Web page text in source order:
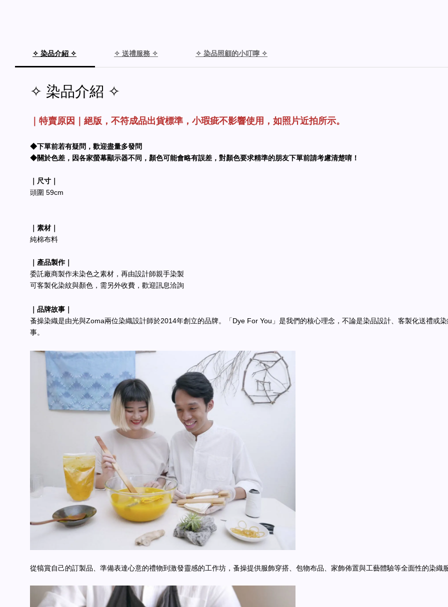
✧ 染品介紹 ✧ ✧ 送禮服務 ✧ ✧ 染品照顧的小叮嚀 ✧
✧ 染品介紹 ✧
｜特賣原因｜絕版，不符成品出貨標準，小瑕疵不影響使用，如照片近拍所示。
◆下單前若有疑問，歡迎盡量多發問
◆關於色差，因各家螢幕顯示器不同，顏色可能會略有誤差，對顏色要求精準的朋友下單前請考慮清楚唷！
｜尺寸｜
頭圍 59cm
｜素材｜
純棉布料
｜產品製作｜
委託廠商製作未染色之素材，再由設計師親手染製
可客製化染紋與顏色，需另外收費，歡迎訊息洽詢
｜品牌故事｜
蚤操染織是由光與Zoma兩位染織設計師於2014年創立的品牌。「Dye For You」是我們的核心理念，不論是染品設計、客製化送禮或
事。
從犒賞自己的訂製品、準備表達心意的禮物到激發靈感的工作坊，蚤操提供服飾穿搭、包物布品、家飾佈置與工藝體驗等全面性的染織